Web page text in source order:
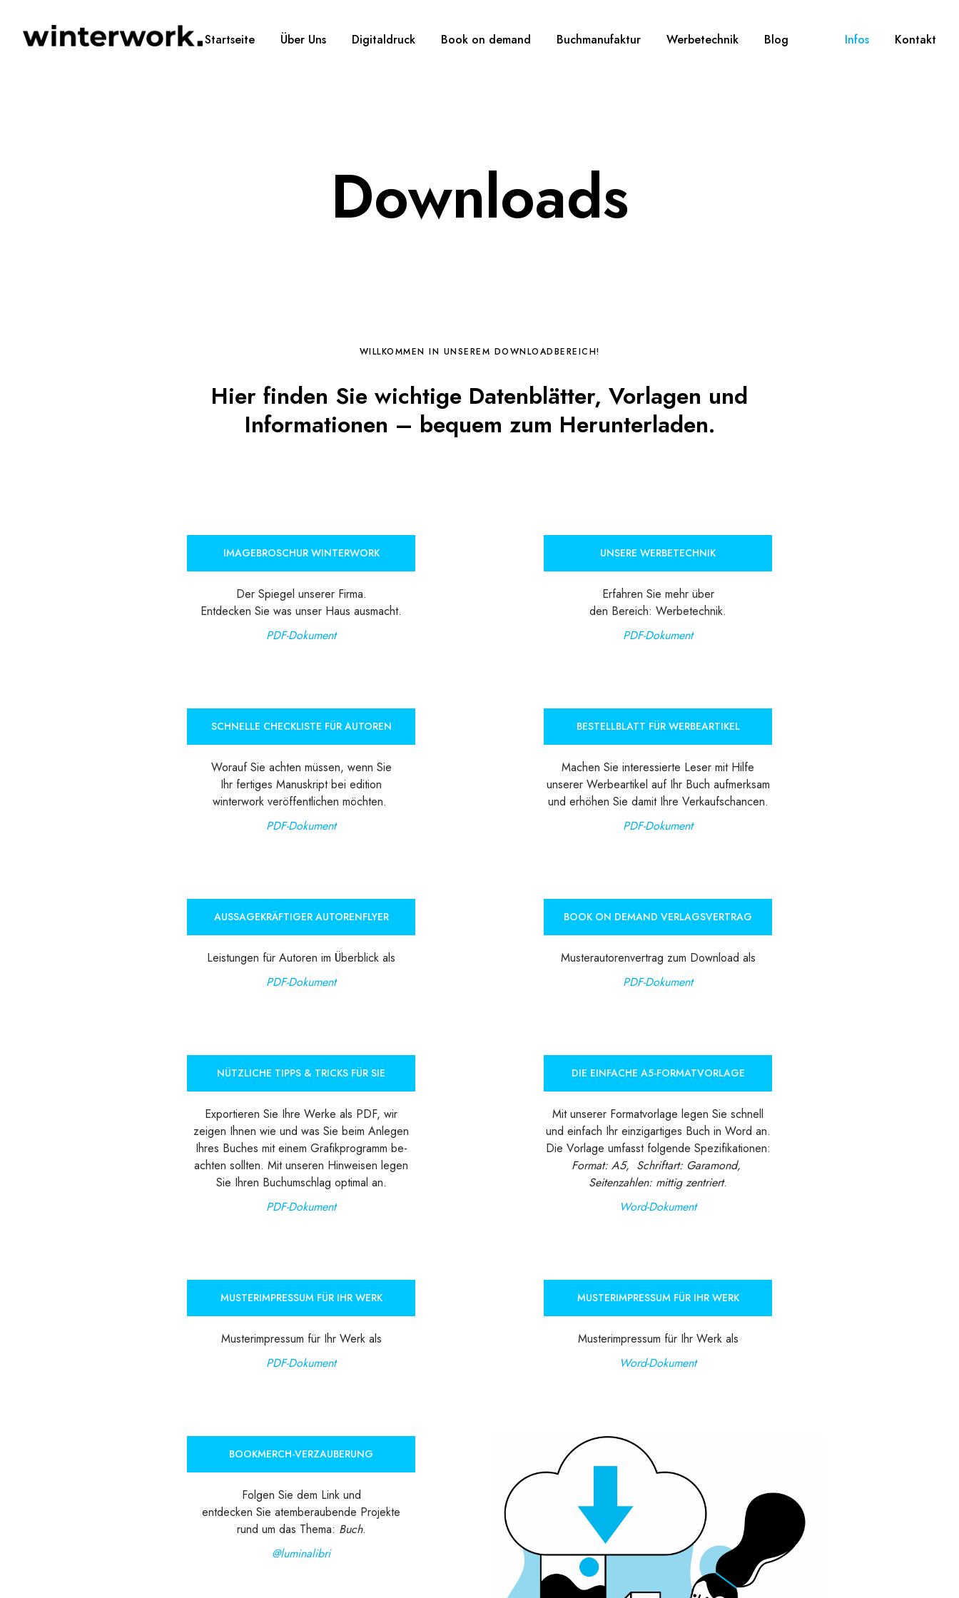
Startseite Über Uns Digitaldruck Book on demand Buchmanufaktur Werbetechnik Blog Infos Kontakt
Downloads
WILLKOMMEN IN UNSEREM DOWNLOADBEREICH!
Hier finden Sie wichtige Datenblätter, Vorlagen und
Informationen – bequem zum Herunterladen.
IMAGEBROSCHUR WINTERWORK
Der Spiegel unserer Firma.
Entdecken Sie was unser Haus ausmacht.
PDF-Dokument
UNSERE WERBETECHNIK
Erfahren Sie mehr über
den Bereich: Werbetechnik.
PDF-Dokument
SCHNELLE CHECKLISTE FÜR AUTOREN
Worauf Sie achten müssen, wenn Sie
Ihr fertiges Manuskript bei edition
winterwork veröffentlichen möchten.
PDF-Dokument
BESTELLBLATT FÜR WERBEARTIKEL
Machen Sie interessierte Leser mit Hilfe
unserer Werbeartikel auf Ihr Buch aufmerksam
und erhöhen Sie damit Ihre Verkaufschancen.
PDF-Dokument
AUSSAGEKRÄFTIGER AUTORENFLYER
Leistungen für Autoren im Überblick als
PDF-Dokument
BOOK ON DEMAND VERLAGSVERTRAG
Musterautorenvertrag zum Download als
PDF-Dokument
NÜTZLICHE TIPPS & TRICKS FÜR SIE
Exportieren Sie Ihre Werke als PDF, wir
zeigen Ihnen wie und was Sie beim Anlegen
Ihres Buches mit einem Grafikprogramm be-
achten sollten. Mit unseren Hinweisen legen
Sie Ihren Buchumschlag optimal an.
PDF-Dokument
DIE EINFACHE A5-FORMATVORLAGE
Mit unserer Formatvorlage legen Sie schnell
und einfach Ihr einzigartiges Buch in Word an.
Die Vorlage umfasst folgende Spezifikationen:
Format: A5, Schriftart: Garamond,
Seitenzahlen: mittig zentriert.
Word-Dokument
MUSTERIMPRESSUM FÜR IHR WERK
Musterimpressum für Ihr Werk als
PDF-Dokument
MUSTERIMPRESSUM FÜR IHR WERK
Musterimpressum für Ihr Werk als
Word-Dokument
BOOKMERCH-VERZAUBERUNG
Folgen Sie dem Link und
entdecken Sie atemberaubende Projekte
rund um das Thema: Buch.
@luminalibri